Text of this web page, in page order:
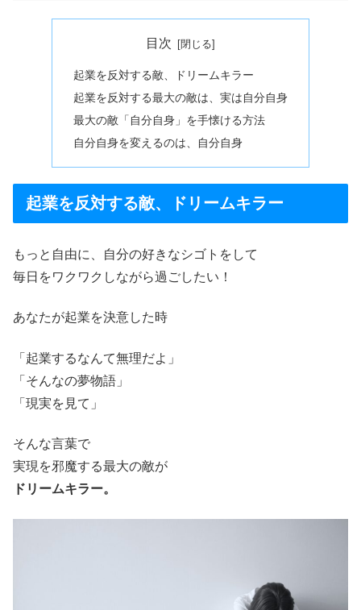
目次
起業を反対する敵、ドリームキラー
起業を反対する最大の敵は、実は自分自身
最大の敵「自分自身」を手懐ける方法
自分自身を変えるのは、自分自身
起業を反対する敵、ドリームキラー
もっと自由に、自分の好きなシゴトをして
毎日をワクワクしながら過ごしたい！
あなたが起業を決意した時
「起業するなんて無理だよ」
「そんなの夢物語」
「現実を見て」
そんな言葉で
実現を邪魔する最大の敵が
ドリームキラー。